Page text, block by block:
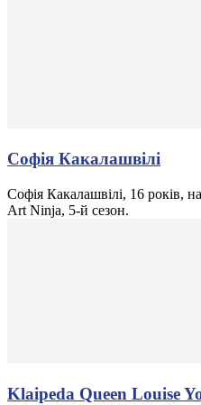
Софія Какалашвілі
Софія Какалашвілі, 16 років,
Art Ninja, 5-й сезон.
Klaipeda Queen Louise